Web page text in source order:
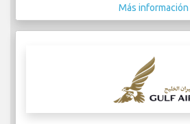
Más información